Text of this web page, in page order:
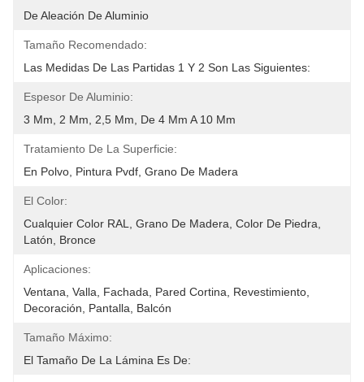
De Aleación De Aluminio
Tamaño Recomendado:
Las Medidas De Las Partidas 1 Y 2 Son Las Siguientes:
Espesor De Aluminio:
3 Mm, 2 Mm, 2,5 Mm, De 4 Mm A 10 Mm
Tratamiento De La Superficie:
En Polvo, Pintura Pvdf, Grano De Madera
El Color:
Cualquier Color RAL, Grano De Madera, Color De Piedra,
Latón, Bronce
Aplicaciones:
Ventana, Valla, Fachada, Pared Cortina, Revestimiento,
Decoración, Pantalla, Balcón
Tamaño Máximo:
El Tamaño De La Lámina Es De: